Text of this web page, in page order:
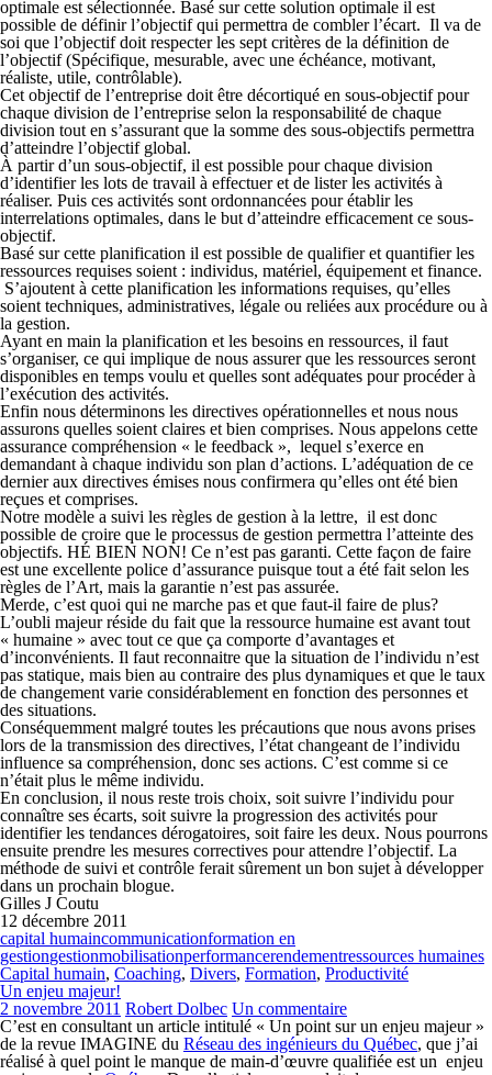
optimale est sélectionnée. Basé sur cette solution optimale il est
possible de définir l’objectif qui permettra de combler l’écart. Il va de
soi que l’objectif doit respecter les sept critères de la définition de
l’objectif (Spécifique, mesurable, avec une échéance, motivant,
réaliste, utile, contrôlable).
Cet objectif de l’entreprise doit être décortiqué en sous-objectif pour
chaque division de l’entreprise selon la responsabilité de chaque
division tout en s’assurant que la somme des sous-objectifs permettra
d’atteindre l’objectif global.
À partir d’un sous-objectif, il est possible pour chaque division
d’identifier les lots de travail à effectuer et de lister les activités à
réaliser. Puis ces activités sont ordonnancées pour établir les
interrelations optimales, dans le but d’atteindre efficacement ce sous-
objectif.
Basé sur cette planification il est possible de qualifier et quantifier les
ressources requises soient : individus, matériel, équipement et finance.
S’ajoutent à cette planification les informations requises, qu’elles
soient techniques, administratives, légale ou reliées aux procédure ou à
la gestion.
Ayant en main la planification et les besoins en ressources, il faut
s’organiser, ce qui implique de nous assurer que les ressources seront
disponibles en temps voulu et quelles sont adéquates pour procéder à
l’exécution des activités.
Enfin nous déterminons les directives opérationnelles et nous nous
assurons quelles soient claires et bien comprises. Nous appelons cette
assurance compréhension « le feedback », lequel s’exerce en
demandant à chaque individu son plan d’actions. L’adéquation de ce
dernier aux directives émises nous confirmera qu’elles ont été bien
reçues et comprises.
Notre modèle a suivi les règles de gestion à la lettre, il est donc
possible de croire que le processus de gestion permettra l’atteinte des
objectifs. HÉ BIEN NON! Ce n’est pas garanti. Cette façon de faire
est une excellente police d’assurance puisque tout a été fait selon les
règles de l’Art, mais la garantie n’est pas assurée.
Merde, c’est quoi qui ne marche pas et que faut-il faire de plus?
L’oubli majeur réside du fait que la ressource humaine est avant tout
« humaine » avec tout ce que ça comporte d’avantages et
d’inconvénients. Il faut reconnaitre que la situation de l’individu n’est
pas statique, mais bien au contraire des plus dynamiques et que le taux
de changement varie considérablement en fonction des personnes et
des situations.
Conséquemment malgré toutes les précautions que nous avons prises
lors de la transmission des directives, l’état changeant de l’individu
influence sa compréhension, donc ses actions. C’est comme si ce
n’était plus le même individu.
En conclusion, il nous reste trois choix, soit suivre l’individu pour
connaître ses écarts, soit suivre la progression des activités pour
identifier les tendances dérogatoires, soit faire les deux. Nous pourrons
ensuite prendre les mesures correctives pour attendre l’objectif. La
méthode de suivi et contrôle ferait sûrement un bon sujet à développer
dans un prochain blogue.
Gilles J Coutu
12 décembre 2011
capital humaincommunicationformation en
gestiongestionmobilisationperformancerendementressources humaines
Capital humain, Coaching, Divers, Formation, Productivité
Un enjeu majeur!
2 novembre 2011 Robert Dolbec Un commentaire
C’est en consultant un article intitulé « Un point sur un enjeu majeur »
de la revue IMAGINE du Réseau des ingénieurs du Québec, que j’ai
réalisé à quel point le manque de main-d’œuvre qualifiée est un enjeu